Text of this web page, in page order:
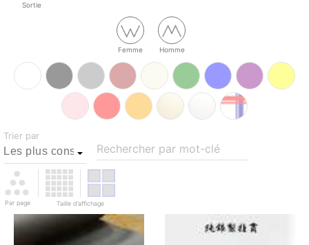
Sortie
Femme Homme
Trier par
Rechercher par mot-clé
Par page Taille d’affichage